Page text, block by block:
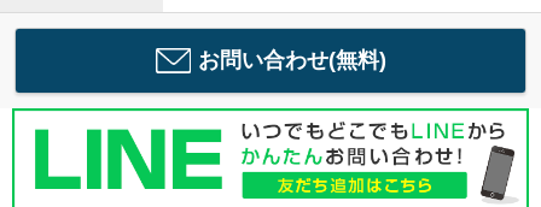
お問い合わせ(無料)